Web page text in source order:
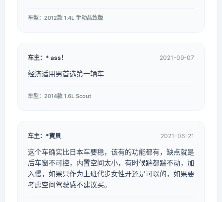
车型：2012款 1.4L 手动晶致版
车主：* ass！ 2021-09-07
经济适用男首选第一辆车
车型：2014款 1.6L Scout
车主：*寶貝 2021-06-21
这个车确实比日本车要稳，该有的功能都有，缺点就是
后车窗不可控，内置空间太小，有时候踹都踹不动，加
入慢，如果只作为上班代步女性开还是可以的，如果要
考虑空间驾驶感不建议买。